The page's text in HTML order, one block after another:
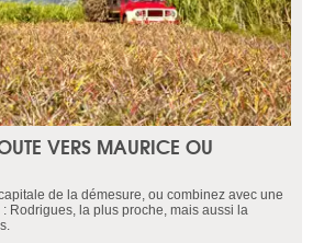
VERS MAURICE OU
de la démesure, ou combinez avec une
Rodrigues, la plus proche, mais aussi la